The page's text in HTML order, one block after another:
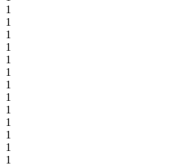
1
1
1
1
1
1
1
1
1
1
1
1
1